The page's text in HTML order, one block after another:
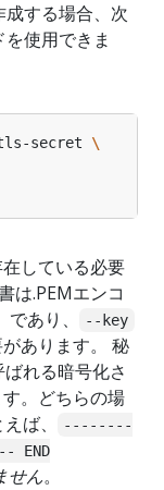
する場合、次
使用できま
secret
している必要
は.PEMエンコ
あり、
--key
あります。 秘
れる暗号化さ
。どちらの場
ば、
--------
END
せん。